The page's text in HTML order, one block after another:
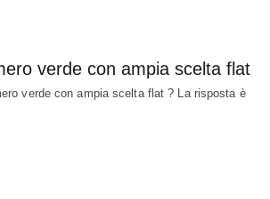
verde con ampia scelta flat
verde con ampia scelta flat ? La risposta è